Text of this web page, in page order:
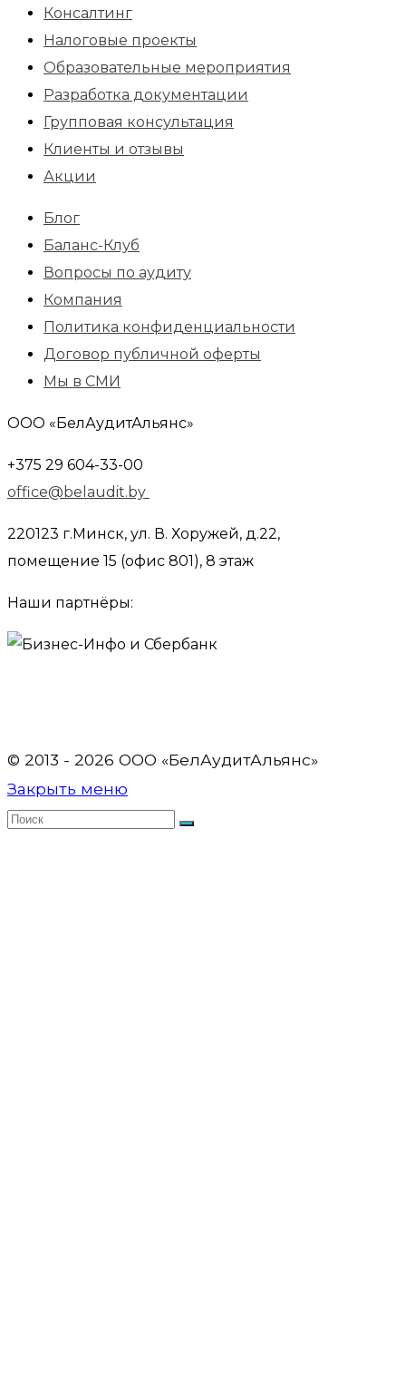
Консалтинг
Налоговые проекты
Образовательные мероприятия
Разработка документации
Групповая консультация
Клиенты и отзывы
Акции
Блог
Баланс-Клуб
Вопросы по аудиту
Компания
Политика конфиденциальности
Договор публичной оферты
Мы в СМИ
ООО «БелАудитАльянс»
+375 29 604-33-00
office@belaudit.by
220123 г.Минск, ул. В. Хоружей, д.22,
помещение 15 (офис 801), 8 этаж
Наши партнёры:
© 2013 - 2026 OOO «БелАудитАльянс»
Закрыть меню